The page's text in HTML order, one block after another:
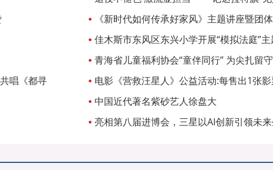
《新时代如何传承好家风》主题讲座暨团
佳木斯市东风区东兴小学开展“模拟法庭”
青海省儿童福利协会“童伴同行” 为尖扎留
唱《都寻
电影《营救汪星人》公益活动:每售出1张
狗救助
中国近代著名紫砂艺人徐盘大
亮相第八届进博会，三星以AI创新引领未